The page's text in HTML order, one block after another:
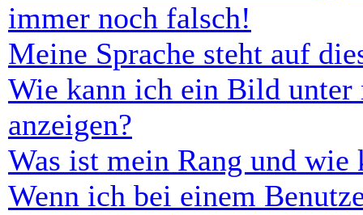
immer noch falsch!
Meine Sprache steht auf
Wie kann ich ein Bild unter
anzeigen?
Was ist mein Rang und wie
Wenn ich bei einem